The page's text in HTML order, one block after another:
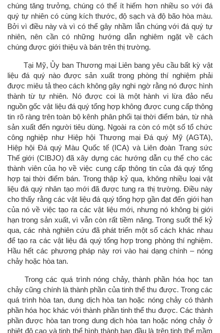
chúng tăng trưởng, chúng có thể ít hiếm hơn nhiều so với đá
quý tự nhiên có cùng kích thước, độ sạch và độ bão hòa màu.
Bởi vì điều này và vì có thể gây nhầm lẫn chúng với đá quý tự
nhiên, nên cần có những hướng dẫn nghiêm ngặt về cách
chúng được giới thiệu và bán trên thị trường.
Tại Mỹ, Ủy ban Thương mại Liên bang yêu cầu bất kỳ vật
liệu đá quý nào được sản xuất trong phòng thí nghiệm phải
được miêu tả theo cách không gây nghi ngờ rằng nó được hình
thành từ tự nhiên. Nó được coi là một hành vi lừa đảo nếu
nguồn gốc vật liệu đá quý tổng hợp không được cung cấp thông
tin rõ ​​ràng trên toàn bộ kênh phân phối tại thời điểm bán, từ nhà
sản xuất đến người tiêu dùng. Ngoài ra còn có một số tổ chức
công nghiệp như Hiệp hội Thương mại Đá quý Mỹ (AGTA),
Hiệp hội Đá quý Màu Quốc tế (ICA) và Liên đoàn Trang sức
Thế giới (CIBJO) đã xây dựng các hướng dẫn cụ thể cho các
thành viên của họ về việc cung cấp thông tin của đá quý tổng
hợp tại thời điểm bán. Trong thập kỷ qua, không nhiều loại vật
liệu đá quý nhân tạo mới đã được tung ra thị trường. Điều này
cho thấy rằng các vật liệu đá quý tổng hợp gần đạt đến giới hạn
của nó về việc tạo ra các vật liệu mới, nhưng nó không bị giới
hạn trong sản xuất, vì vẫn còn rất tiềm năng. Trong suốt thế kỷ
qua, các nhà nghiên cứu đã phát triển một số cách khác nhau
để tạo ra các vật liệu đá quý tổng hợp trong phòng thí nghiệm.
Hầu hết các phương pháp này rơi vào hai dạng chính – nóng
chảy hoặc hòa tan.
Trong các quá trình nóng chảy, thành phần hóa học tan
chảy cũng chính là thành phần của tinh thể thu được. Trong các
quá trình hòa tan, dung dịch hòa tan hoặc nóng chảy có thành
phần hóa học khác với thành phần tinh thể thu được. Các thành
phần được hòa tan trong dung dịch hòa tan hoặc nóng chảy ở
nhiệt độ cao và tinh thể hình thành ban đầu là trên tinh thể mầm